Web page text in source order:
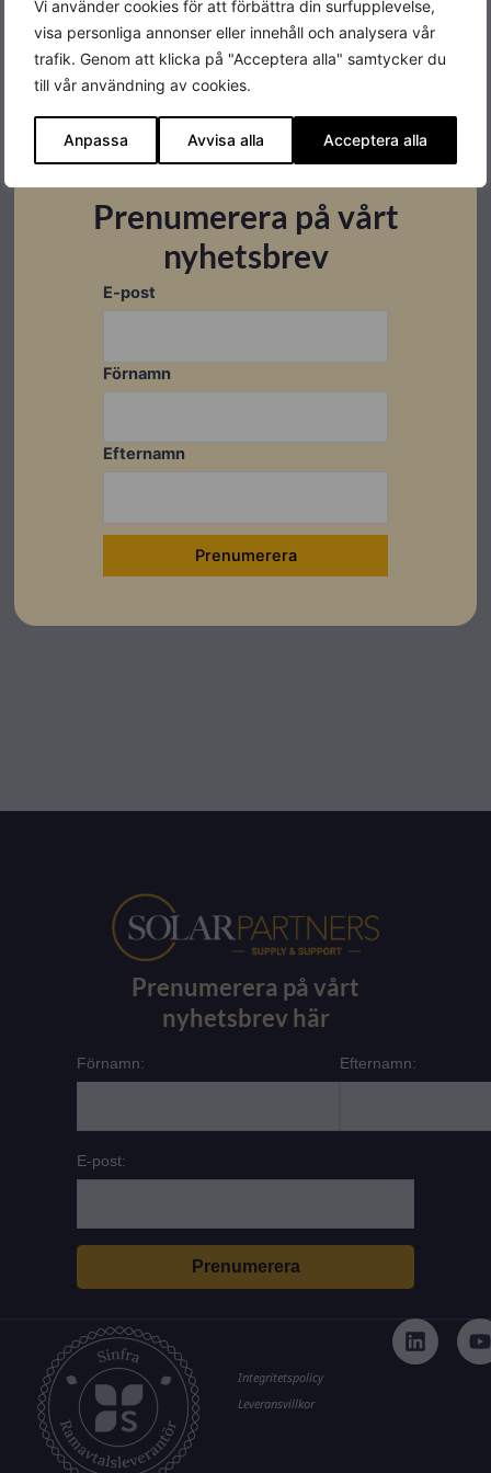
Vi använder cookies för att förbättra din surfupplevelse,
visa personliga annonser eller innehåll och analysera vår
trafik. Genom att klicka på "Acceptera alla" samtycker du
till vår användning av cookies.
Anpassa Avvisa alla Acceptera alla
En central komponent för dig som vill optimera solel
och energilagring i en smart, pålitlig anläggning.
Specifikationer
10 år
Varumärke
Datablad
Montageanvisningar
Prenumerera på vårt
nyhetsbrev här
Förnamn: Efternamn:
E-post:
i
n
o
u
Integritetspolicy
Leveransvillkor
Prenumerera på vårt
nyhetsbrev
E-post
Förnamn
Efternamn